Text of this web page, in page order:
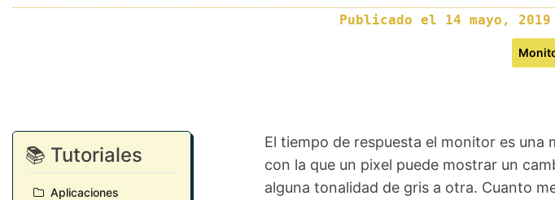
Publicado el 14 mayo, 2019
📚 Tutoriales
Aplicaciones
El tiempo de respuesta el monitor es una
con la que un pixel puede mostrar un
alguna tonalidad de gris a otra. Cuanto